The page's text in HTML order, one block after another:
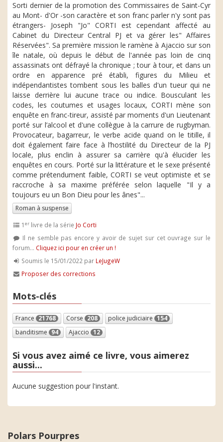
Sorti dernier de la promotion des Commissaires de Saint-Cyr
au Mont- d'Or -son caractère et son franc parler n'y sont pas
étrangers- Joseph "Jo" CORTI est cependant affecté au
Cabinet du Directeur Central PJ et va gérer les" Affaires
Réservées". Sa première mission le ramène à Ajaccio sur son
île natale, où depuis le début de l'année pas loin de cinq
assassinats ont défrayé la chronique ; tour à tour, et dans un
ordre en apparence pré établi, figures du Milieu et
indépendantistes tombent sous les balles d'un tueur qui ne
laisse derrière lui aucune trace ou indice. Bousculant les
codes, les coutumes et usages locaux, CORTI mène son
enquête en franc-tireur, assisté par moments d'un Lieutenant
porté sur l’alcool et d'une collègue à la carrure de rugbyman.
Provocateur, bagarreur, le verbe acide quand on le titille, il
doit également faire face à l’hostilité du Directeur de la PJ
locale, plus enclin à assurer sa carrière qu'à élucider les
enquêtes en cours. Porté sur la littérature et le sexe présenté
comme prétendument faible, CORTI se veut optimiste et se
raccroche à sa maxime préférée selon laquelle "Il y a
toujours eu un Bon Dieu pour les ânes"...
Roman à suspense
1er livre de la série Jo Corti
Il ne semble pas encore y avoir de sujet sur cet ouvrage sur le
forum... Cliquez ici pour en créer un !
Soumis le 15/01/2022 par LeJugeW
Proposer des corrections
Mots-clés
France 21768 Corse 208 police judiciaire 154
banditisme 94 Ajaccio 12
Si vous avez aimé ce livre, vous aimerez
aussi...
Aucune suggestion pour l'instant.
Polars Pourpres